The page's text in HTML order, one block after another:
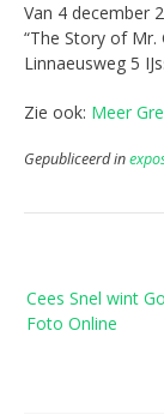
Van 4 december
“The Story of Mr.
Linnaeusweg 5
Zie ook: Meer
Gepubliceerd in
navigatie
Cees Snel wint
Foto Online